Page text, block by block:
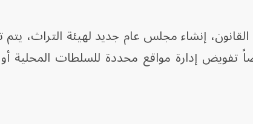
إنشاء مجلس عام جديد لهيئة التراث،
تفويض إدارة مواقع محددة للسلطات المحلية